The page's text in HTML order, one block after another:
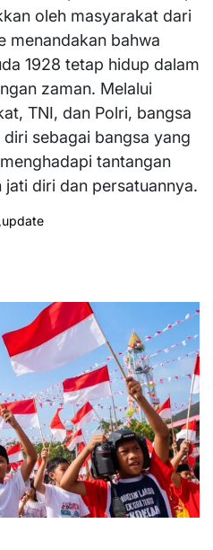
oleh masyarakat dari
menandakan bahwa
1928 tetap hidup dalam
zaman. Melalui
TNI, dan Polri, bangsa
sebagai bangsa yang
tantangan
diri dan persatuannya.
,update